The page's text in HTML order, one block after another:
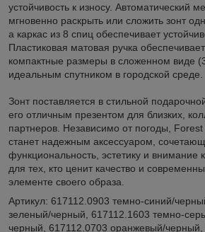
устойчивость к износу. Автоматический
мгновенно раскрыть или сложить зонт
а каркас из 8 спиц обеспечивает
Пластиковая матовая ручка
компактные размеры в сложенном виде
идеальным спутником в городской среде.
Зонт поставляется в стильной
его отличным презентом для близких,
партнеров. Независимо от погоды,
станет надежным аксессуаром,
функциональность, эстетику и внимание
для тех, кто ценит качество и
элементе своего образа.
Артикул: 617112.0903 темно-синий/
зеленый/черный, 617112.1603 темно-
черный, 617112.0703 оранжевый/